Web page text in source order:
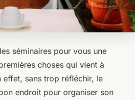
séminaires pour vous une
choses qui vient à
effet, sans trop réfléchir, le
endroit pour organiser son